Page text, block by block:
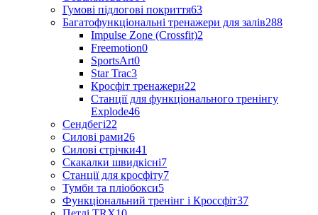
Гумові підлогові покриття63
Багатофункціональні тренажери для залів288
Impulse Zone (Crossfit)2
Freemotion0
SportsArt0
Star Trac3
Кросфіт тренажери22
Станції для функціонального тренінгу
Explode46
Сендбегі22
Силові рами26
Силові стрічки41
Скакалки швидкісні7
Станції для кросфіту7
Тумби та пліобокси5
Функціональний тренінг і Кроссфіт37